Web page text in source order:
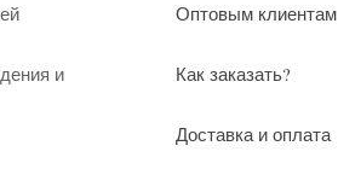
и
Оптовым клиентам
Как заказать?
Доставка и оплата